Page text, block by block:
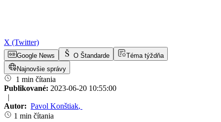
X (Twitter)
Google News O Štandarde
Téma týždňa
Najnovšie správy
1 min čítania
Publikované: 2023-06-20 10:55:00
|
Autor: Pavol Konštiak,
1 min čítania